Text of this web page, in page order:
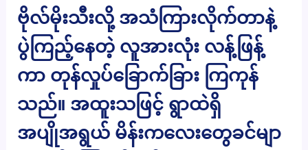
ဗိုလ်မိုးသီးလို့ အသံကြားလိုက်တာနဲ့
ပွဲကြည့်နေတဲ့ လူအားလုံး လန့်ဖြန့်
ကာ တုန်လှုပ်ခြောက်ခြား ကြကုန်
သည်။ အထူးသဖြင့် ရွာထဲရှိ
အပျိုအရွယ် မိန်းကလေးတွေခင်မျာ